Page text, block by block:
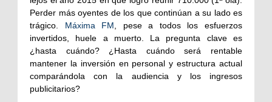
Perder más oyentes de los que continúan a su lado es
trágico. Máxima FM, pese a todos los esfuerzos
invertidos, huele a muerto. La pregunta clave es
¿hasta cuándo? ¿Hasta cuándo será rentable
mantener la inversión en personal y estructura actual
comparándola con la audiencia y los ingresos
publicitarios?